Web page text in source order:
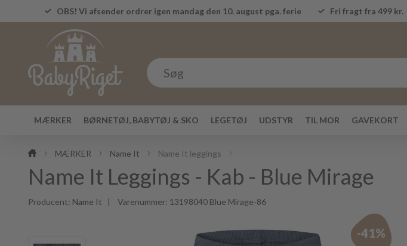
OBS! Vi afsender ordrer igen mandag den 10. august pga. ferie Fri fragt fra 499 kr.
MÆRKER BØRNETØJ, BABYTØJ & SKO LEGETØJ UDSTYR TIL MOR GAVEKORT
MÆRKER Name It Name It leggings
Name It Leggings - Kab - Blue Mirage
Producent: Name It | Varenummer: 13198040 Blue Mirage-86
-41%